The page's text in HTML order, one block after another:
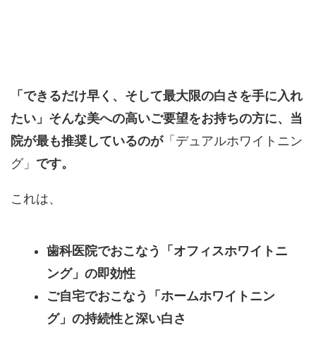
「できるだけ早く、そして最大限の白さを手に入れ
たい」そんな美への高いご要望をお持ちの方に、当
院が最も推奨しているのが「デュアルホワイトニン
グ」 です。
これは、
歯科医院でおこなう「オフィスホワイトニ
ング」の即効性
ご自宅でおこなう「ホームホワイトニン
グ」の持続性と深い白さ